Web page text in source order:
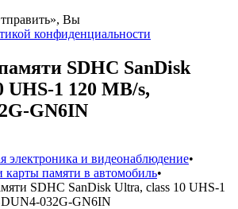
Вы
конфиденциальности
памяти SDHC SanDisk
UHS-1 120 MB/s,
GN6IN
электроника и видеонаблюдение•
памяти в автомобиль•
SDHC SanDisk Ultra, class 10 UHS-1
032G-GN6IN